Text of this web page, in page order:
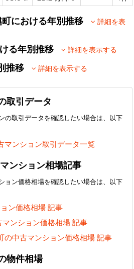
町における年別推移
詳細を表
ける年別推移 詳細を表示する
推移 詳細を表示する
取引データ
の取引データを確認したい場合は、以下
マンション取引データ一覧
ンション相場記事
ョン価格相場を確認したい場合は、以下
ン価格相場 記事
ンション価格相場 記事
の中古マンション価格相場 記事
物件相場